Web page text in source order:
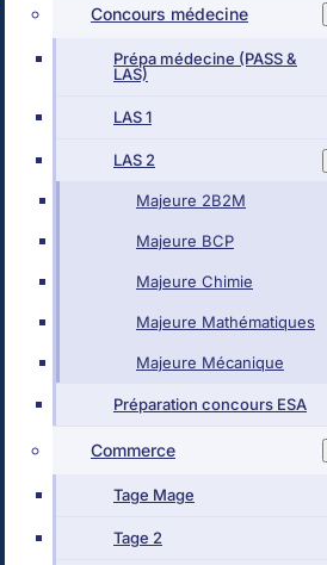
Concours médecine
Prépa médecine (PASS &
LAS)
LAS 1
LAS 2
Majeure 2B2M
Majeure BCP
Majeure Chimie
Majeure Mathématiques
Majeure Mécanique
Préparation concours ESA
Commerce
Tage Mage
Tage 2